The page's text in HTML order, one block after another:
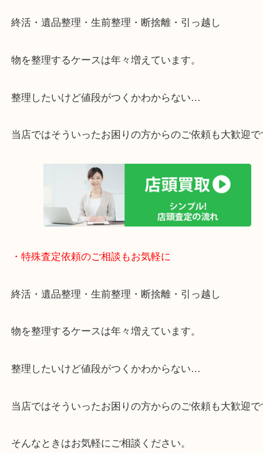
・特殊査定依頼のご相談もお気軽に
終活・遺品整理・生前整理・断捨離・引っ越し
物を整理するケースは年々増えています。
整理したいけど値段がつくかわからない…
当店ではそういったお困りの方からのご依頼も大歓